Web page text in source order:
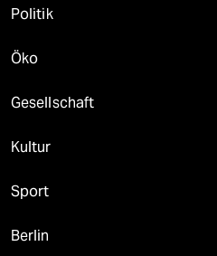
Politik
Öko
Gesellschaft
Kultur
Sport
Berlin